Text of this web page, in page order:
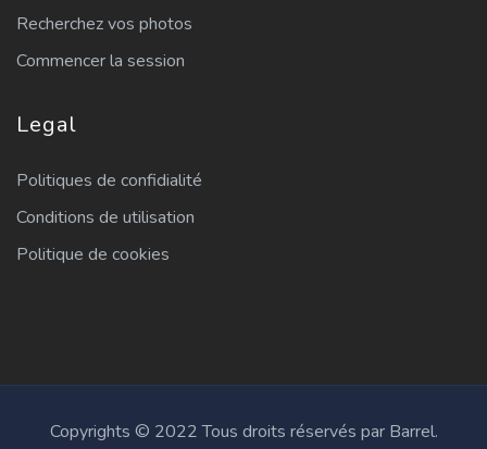
Recherchez vos photos
Commencer la session
Legal
Politiques de confidialité
Conditions de utilisation
Politique de cookies
Copyrights © 2022 Tous droits réservés par Barrel.